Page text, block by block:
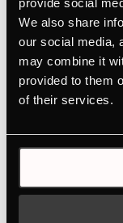
provide social
We also share
our social media,
may combine it
provided to them
of their services.